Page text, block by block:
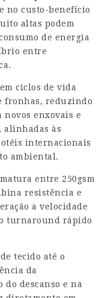
no custo-benefício
altas podem
de energia
entre
ciclos de vida
fronhas, reduzindo
enxovais e
alinhadas às
internacionais
ambiental.
entre 250gsm
resistência e
a velocidade
turnaround rápido
tecido até o
da
descanso e na